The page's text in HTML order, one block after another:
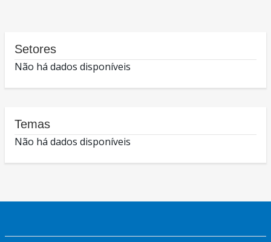
Setores
Não há dados disponíveis
Temas
Não há dados disponíveis